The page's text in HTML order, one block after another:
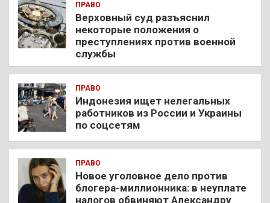
ПРАВО
Верховный суд разъяснил
некоторые положения о
преступлениях против военной
службы
ПРАВО
Индонезия ищет нелегальных
работников из России и Украины
по соцсетям
ПРАВО
Новое уголовное дело против
блогера-миллионника: в неуплате
налогов обвиняют Александру